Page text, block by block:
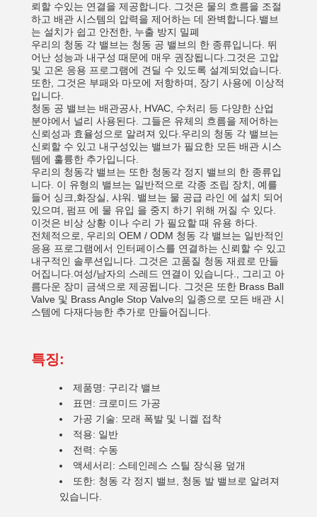
뢰할 수있는 연결을 제공합니다. 그것은 물의 흐름을 조절
하고 배관 시스템의 압력을 제어하는 데 완벽합니다.밸브
는 설치가 쉽고 안전한, 누출 방지 밀폐
우리의 청동 각 밸브는 청동 공 밸브의 한 종류입니다. 뛰
어난 성능과 내구성 때문에 매우 권장됩니다.그것은 고압
및 고온 응용 프로그램에 견딜 수 있도록 설계되었습니다.
또한, 그것은 부패와 마모에 저항하며, 장기 사용에 이상적
입니다.
청동 공 밸브는 배관공사, HVAC, 수처리 등 다양한 산업
분야에서 널리 사용된다. 그들은 유체의 흐름을 제어하는
신뢰성과 효율성으로 알려져 있다.우리의 청동 각 밸브는
신뢰할 수 있고 내구성있는 밸브가 필요한 모든 배관 시스
템에 훌륭한 추가입니다.
우리의 청동각 밸브는 또한 청동각 정지 밸브의 한 종류입
니다. 이 유형의 밸브는 일반적으로 각종 조립 장치, 예를
들어 싱크,화장실, 샤워. 밸브는 물 공급 라인 에 설치 되어
있으며, 펌프 에 물 유입 을 중지 하기 위해 꺼질 수 있다.
이것은 비상 상황 이나 수리 가 필요할 때 유용 하다.
전체적으로, 우리의 OEM / ODM 청동 각 밸브는 일반적인
응용 프로그램에서 인터페이스를 연결하는 신뢰할 수 있고
내구적인 솔루션입니다. 그것은 고품질 청동 재료로 만들
어집니다.여성/남자의 스레드 연결이 있습니다., 그리고 아
름다운 장미 금색으로 제공됩니다. 그것은 또한 Brass Ball
Valve 및 Brass Angle Stop Valve의 일종으로 모든 배관 시
스템에 다재다능한 추가로 만들어집니다.
특징:
제품명: 구리각 밸브
표면: 크로미드 가공
가공 기술: 모래 폭발 및 니켈 접착
적용: 일반
전력: 수동
액세서리: 스테인레스 스틸 장식용 덮개
또한: 청동 각 정지 밸브, 청동 발 밸브로 알려져
있습니다.